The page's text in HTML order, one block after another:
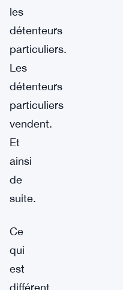
les
détenteurs
particuliers.
Les
détenteurs
particuliers
vendent.
Et
ainsi
de
suite.
Ce
qui
est
différent